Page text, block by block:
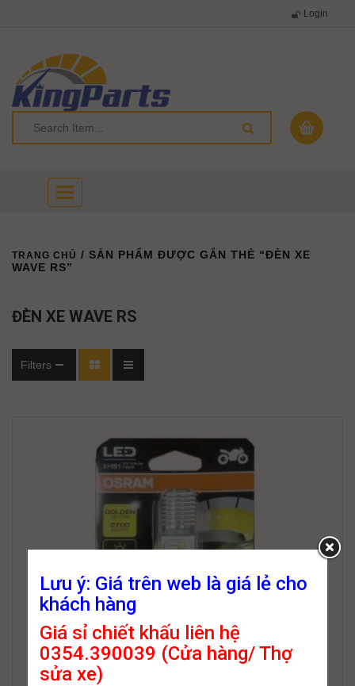
Login
Toggle
navigation
TRANG CHỦ / SẢN PHẨM ĐƯỢC GẮN THẺ “ĐÈN XE
WAVE RS”
ĐÈN XE WAVE RS
Filters
Lưu ý: Giá trên web là giá lẻ cho
khách hàng
Giá sỉ chiết khấu liên hệ
0354.390039 (Cửa hàng/ Thợ
sửa xe)